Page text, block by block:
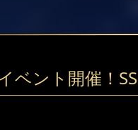
ベント開催！